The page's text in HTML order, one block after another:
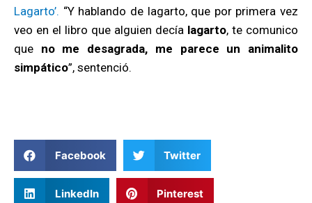
Lagarto’. “Y hablando de lagarto, que por primera vez
veo en el libro que alguien decía lagarto, te comunico
que no me desagrada, me parece un animalito
simpático”, sentenció.
Facebook Twitter
LinkedIn Pinterest